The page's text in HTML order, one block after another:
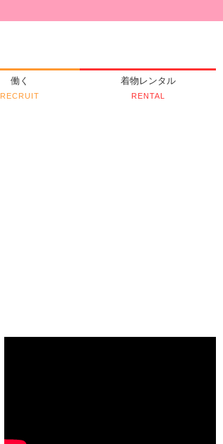
働く
RECRUIT
着物レンタル
RENTAL